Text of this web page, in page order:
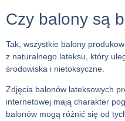
Czy balony są
Tak, wszystkie balony
z naturalnego lateksu, który
środowiska i nietoksyczne.
Zdjęcia balonów lateksowych
internetowej mają charakter
balonów mogą różnić się od